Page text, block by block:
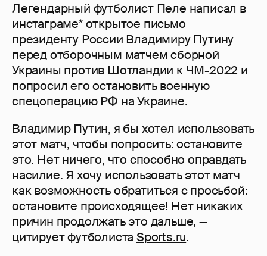
Легендарный футболист Пеле написал в
инстаграме* открытое письмо
президенту России Владимиру Путину
перед отборочным матчем сборной
Украины против Шотландии к ЧМ-2022 и
попросил его остановить военную
спецоперацию РФ на Украине.
Владимир Путин, я бы хотел использовать
этот матч, чтобы попросить: остановите
это. Нет ничего, что способно оправдать
насилие. Я хочу использовать этот матч
как возможность обратиться с просьбой:
остановите происходящее! Нет никаких
причин продолжать это дальше, —
цитирует футболистаSports.ru.